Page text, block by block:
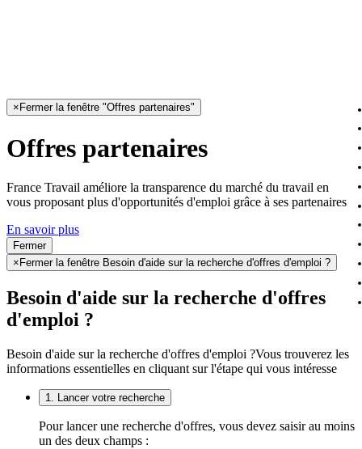
× Fermer la fenêtre "Offres partenaires"
Offres partenaires
France Travail améliore la transparence du marché du travail en
vous proposant plus d'opportunités d'emploi grâce à ses partenaires
En savoir plus
Fermer
× Fermer la fenêtre Besoin d'aide sur la recherche d'offres d'emploi ?
Besoin d'aide sur la recherche d'offres
d'emploi ?
Besoin d'aide sur la recherche d'offres d'emploi ?Vous trouverez les
informations essentielles en cliquant sur l'étape qui vous intéresse
1. Lancer votre recherche
Pour lancer une recherche d'offres, vous devez saisir au moins
un des deux champs :